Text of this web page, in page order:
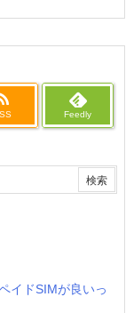
Feedly
イドSIMが良いっ